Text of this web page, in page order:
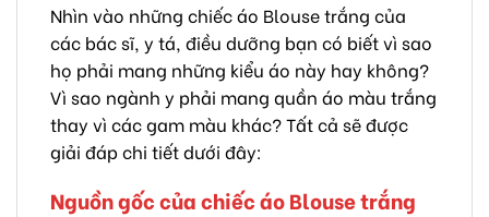
Nhìn vào những chiếc áo Blouse trắng của
các bác sĩ, y tá, điều dưỡng bạn có biết vì sao
họ phải mang những kiểu áo này hay không?
Vì sao ngành y phải mang quần áo màu trắng
thay vì các gam màu khác? Tất cả sẽ được
giải đáp chi tiết dưới đây:
Nguồn gốc của chiếc áo Blouse trắng